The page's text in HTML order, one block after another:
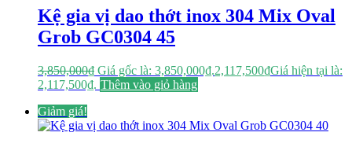
Kệ gia vị dao thớt inox 304 Mix Oval
Grob GC0304 45
3,850,000₫ Giá gốc là: 3,850,000₫.2,117,500₫Giá hiện tại là:
2,117,500₫. Thêm vào giỏ hàng
Giảm giá!